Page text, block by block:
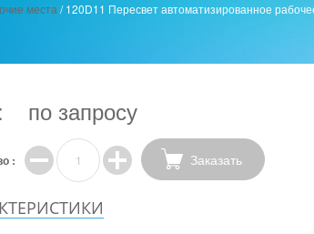
места /120D11 Пересвет автоматизированное
по запросу
: Заказать